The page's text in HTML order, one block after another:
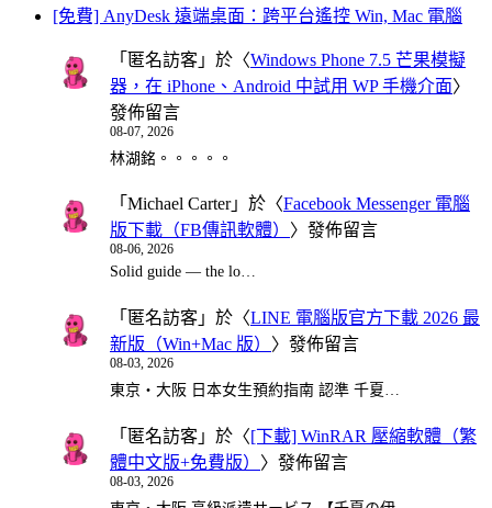
[免費] AnyDesk 遠端桌面：跨平台遙控 Win, Mac 電腦
「 匿名訪客 」於〈Windows Phone 7.5 芒果模擬
器，在 iPhone、Android 中試用 WP 手機介面〉
發佈留言
08-07, 2026
林湖銘。。。。。
「 Michael Carter」於〈Facebook Messenger 電腦
版下載（FB傳訊軟體） 〉發佈留言
08-06, 2026
Solid guide — the lo…
「 匿名訪客 」於〈LINE 電腦版官方下載 2026 最
新版（Win+Mac 版） 〉發佈留言
08-03, 2026
東京・大阪 日本女生預約指南 認準 千夏…
「 匿名訪客 」於〈[下載] WinRAR 壓縮軟體（繁
體中文版+免費版） 〉發佈留言
08-03, 2026